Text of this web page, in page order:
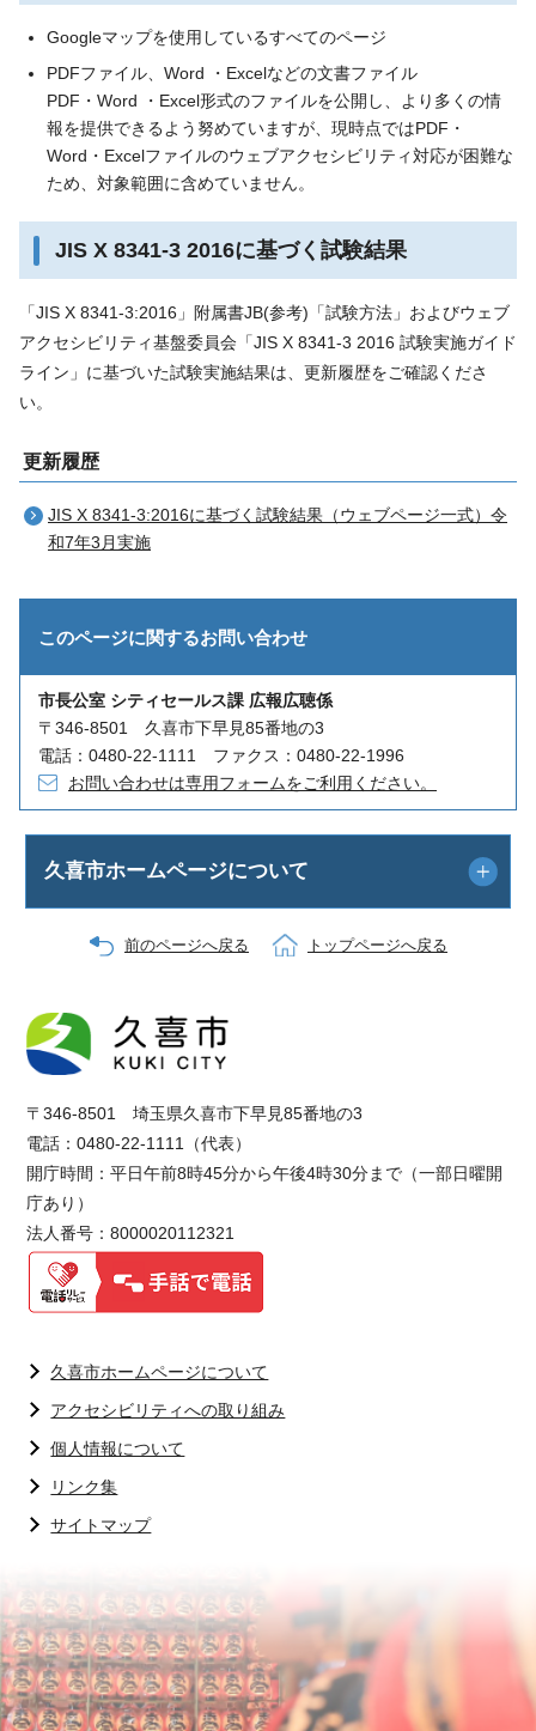
Googleマップを使用しているすべてのページ
PDFファイル、Word ・Excelなどの文書ファイル
PDF・Word ・Excel形式のファイルを公開し、より多くの情
報を提供できるよう努めていますが、現時点ではPDF・
Word・Excelファイルのウェブアクセシビリティ対応が困難な
ため、対象範囲に含めていません。
JIS X 8341-3 2016に基づく試験結果
「JIS X 8341-3:2016」附属書JB(参考)「試験方法」およびウェブ
アクセシビリティ基盤委員会「JIS X 8341-3 2016 試験実施ガイド
ライン」に基づいた試験実施結果は、更新履歴をご確認くださ
い。
更新履歴
JIS X 8341-3:2016に基づく試験結果（ウェブページ一式）令
和7年3月実施
このページに関するお問い合わせ
市長公室 シティセールス課 広報広聴係
〒346-8501 久喜市下早見85番地の3
電話：0480-22-1111 ファクス：0480-22-1996
お問い合わせは専用フォームをご利用ください。
久喜市ホームページについて
前のページへ戻る トップページへ戻る
〒346-8501 埼玉県久喜市下早見85番地の3
電話：0480-22-1111（代表）
開庁時間：平日午前8時45分から午後4時30分まで（一部日曜開
庁あり）
法人番号：8000020112321
久喜市ホームページについて
アクセシビリティへの取り組み
個人情報について
リンク集
サイトマップ